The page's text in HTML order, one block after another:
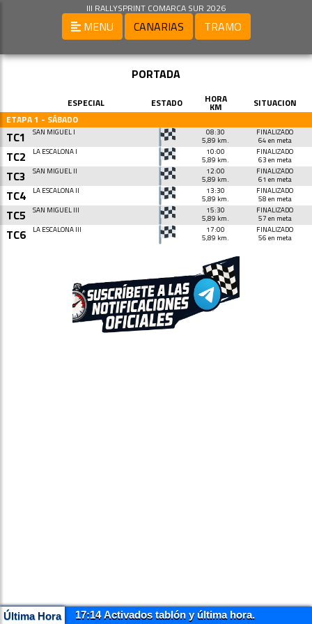
III RALLYSPRINT COMARCA SUR 2026
MENU CANARIAS TRAMO
PORTADA
ESPECIAL ESTADO HORA
KM
SITUACION
ETAPA 1 - SÁBADO
TC1 SAN MIGUEL I
08:30
5,89 km.
FINALIZADO
64 en meta
TC2 LA ESCALONA I
10:00
5,89 km.
FINALIZADO
63 en meta
TC3 SAN MIGUEL II
12:00
5,89 km.
FINALIZADO
61 en meta
TC4 LA ESCALONA II
13:30
5,89 km.
FINALIZADO
58 en meta
TC5 SAN MIGUEL III
15:30
5,89 km.
FINALIZADO
57 en meta
TC6 LA ESCALONA III
17:00
5,89 km.
FINALIZADO
56 en meta
Última Hora 17:14 Activados tablón y última hora.